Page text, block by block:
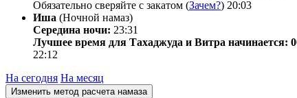
Обязательно сверяйте с закатом (Зачем?) 20:03
Иша (Ночной намаз)
Середина ночи: 23:31
Лучшее время для Тахаджуда и Витра начинается:
22:12
На сегодня На месяц
Изменить метод расчета намаза